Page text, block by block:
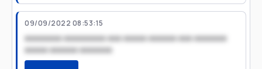
09/09/2022 08:53:15
xxxxxxxx xxxxxxxxx xxx xxxxx xxxxxx xxx xxxxxxx
xxxxx xxxxxx xxxxxxx